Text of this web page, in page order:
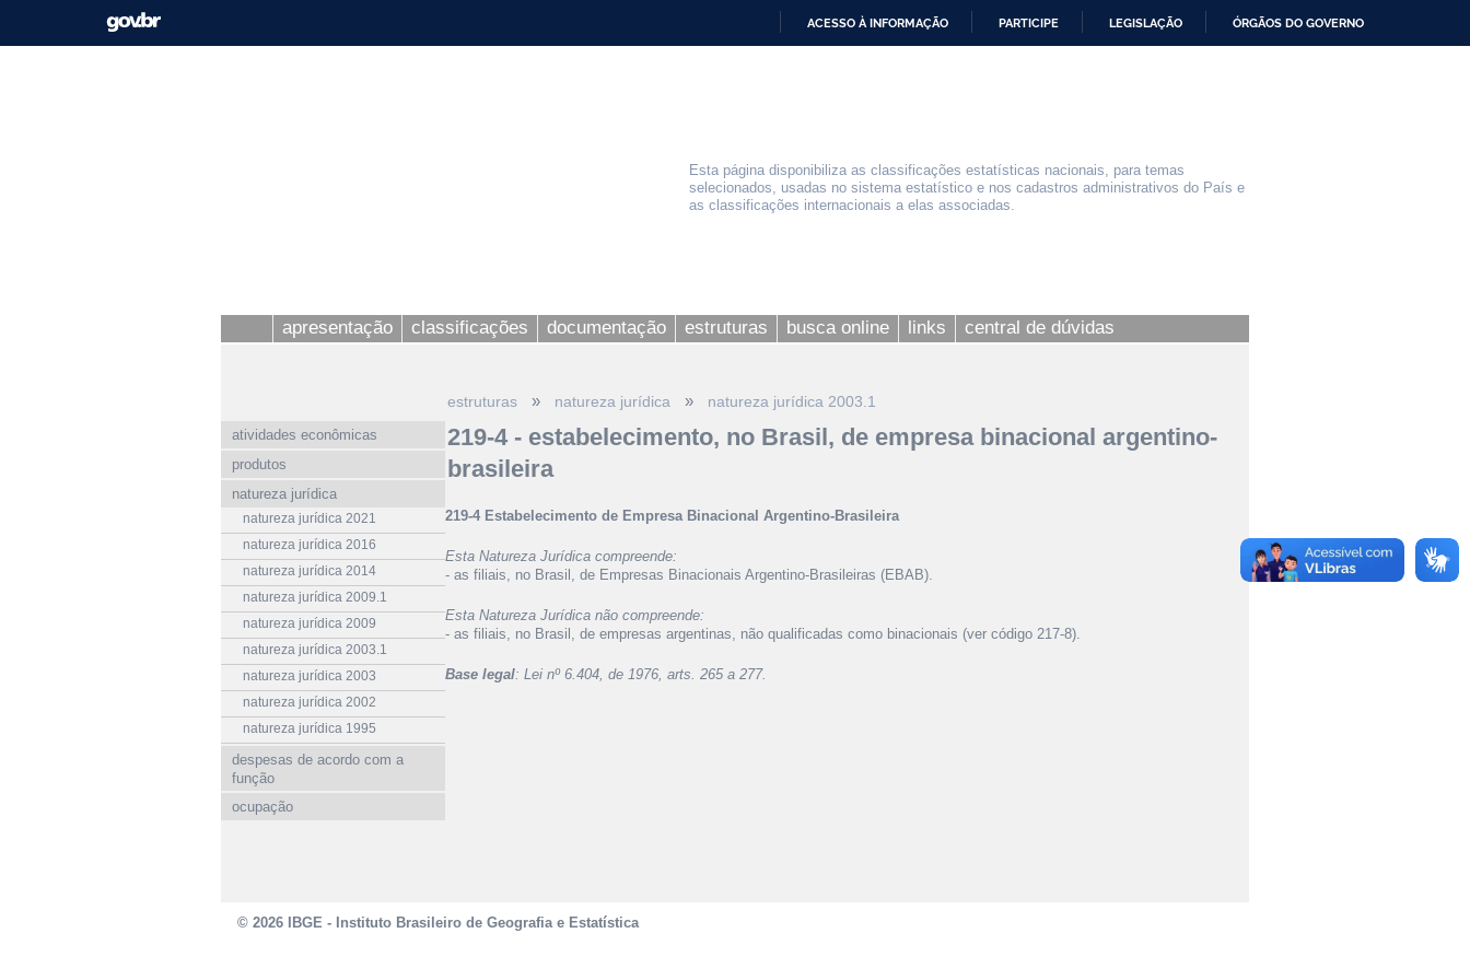
ACESSO À INFORMAÇÃO PARTICIPE LEGISLAÇÃO ÓRGÃOS DO GOVERNO
Esta página disponibiliza as classificações estatísticas nacionais, para temas
selecionados, usadas no sistema estatístico e nos cadastros administrativos do País e
as classificações internacionais a elas associadas.
apresentação classificações documentação estruturas busca online links central de dúvidas
atividades econômicas
produtos
natureza jurídica
natureza jurídica 2021
natureza jurídica 2016
natureza jurídica 2014
natureza jurídica 2009.1
natureza jurídica 2009
natureza jurídica 2003.1
natureza jurídica 2003
natureza jurídica 2002
natureza jurídica 1995
despesas de acordo com a
função
ocupação
estruturas » natureza jurídica » natureza jurídica 2003.1
219-4 - estabelecimento, no Brasil, de empresa binacional argentino-
brasileira
219-4 Estabelecimento de Empresa Binacional Argentino-Brasileira
Esta Natureza Jurídica compreende:
- as filiais, no Brasil, de Empresas Binacionais Argentino-Brasileiras (EBAB).
Esta Natureza Jurídica não compreende:
- as filiais, no Brasil, de empresas argentinas, não qualificadas como binacionais (ver código 217-8).
Base legal: Lei nº 6.404, de 1976, arts. 265 a 277.
© 2026 IBGE - Instituto Brasileiro de Geografia e Estatística